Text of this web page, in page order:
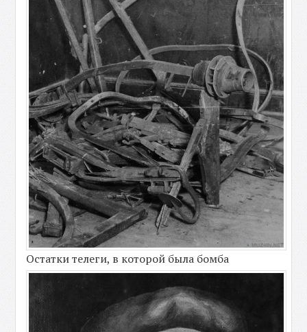
Остатки телеги, в которой была бомба